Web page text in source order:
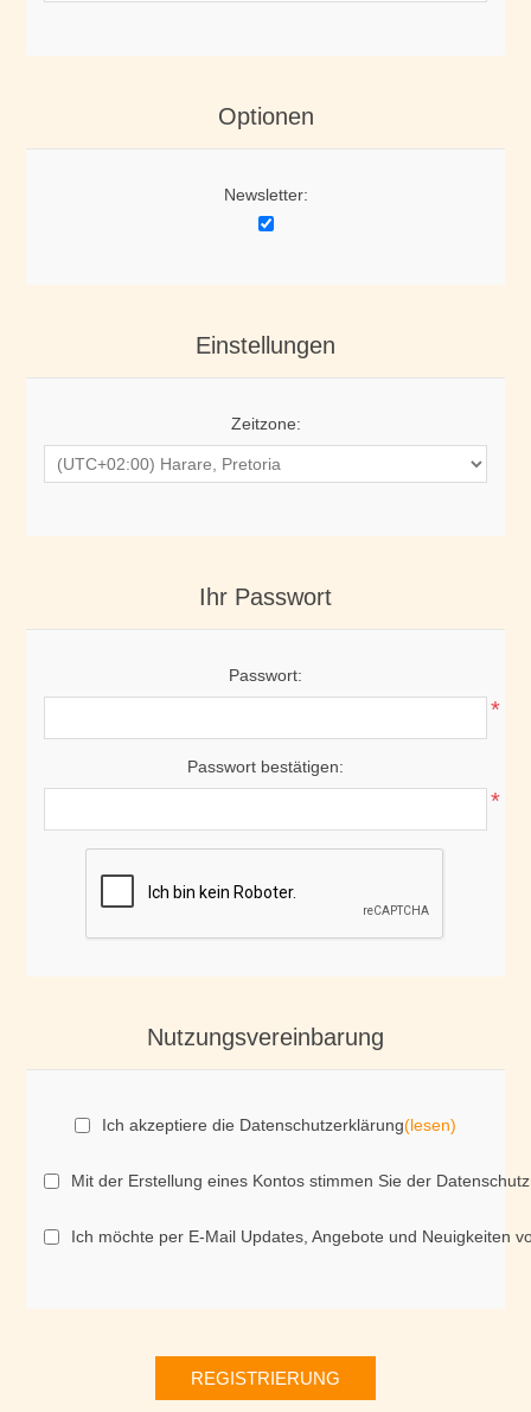
Optionen
Newsletter:
Einstellungen
Zeitzone:
Ihr Passwort
Passwort:
*
Passwort bestätigen:
*
Nutzungsvereinbarung
Ich akzeptiere die Datenschutzerklärung(lesen)
Mit der Erstellung eines Kontos stimmen Sie der
Ich möchte per E-Mail Updates, Angebote und Neuigkeiten
REGISTRIERUNG